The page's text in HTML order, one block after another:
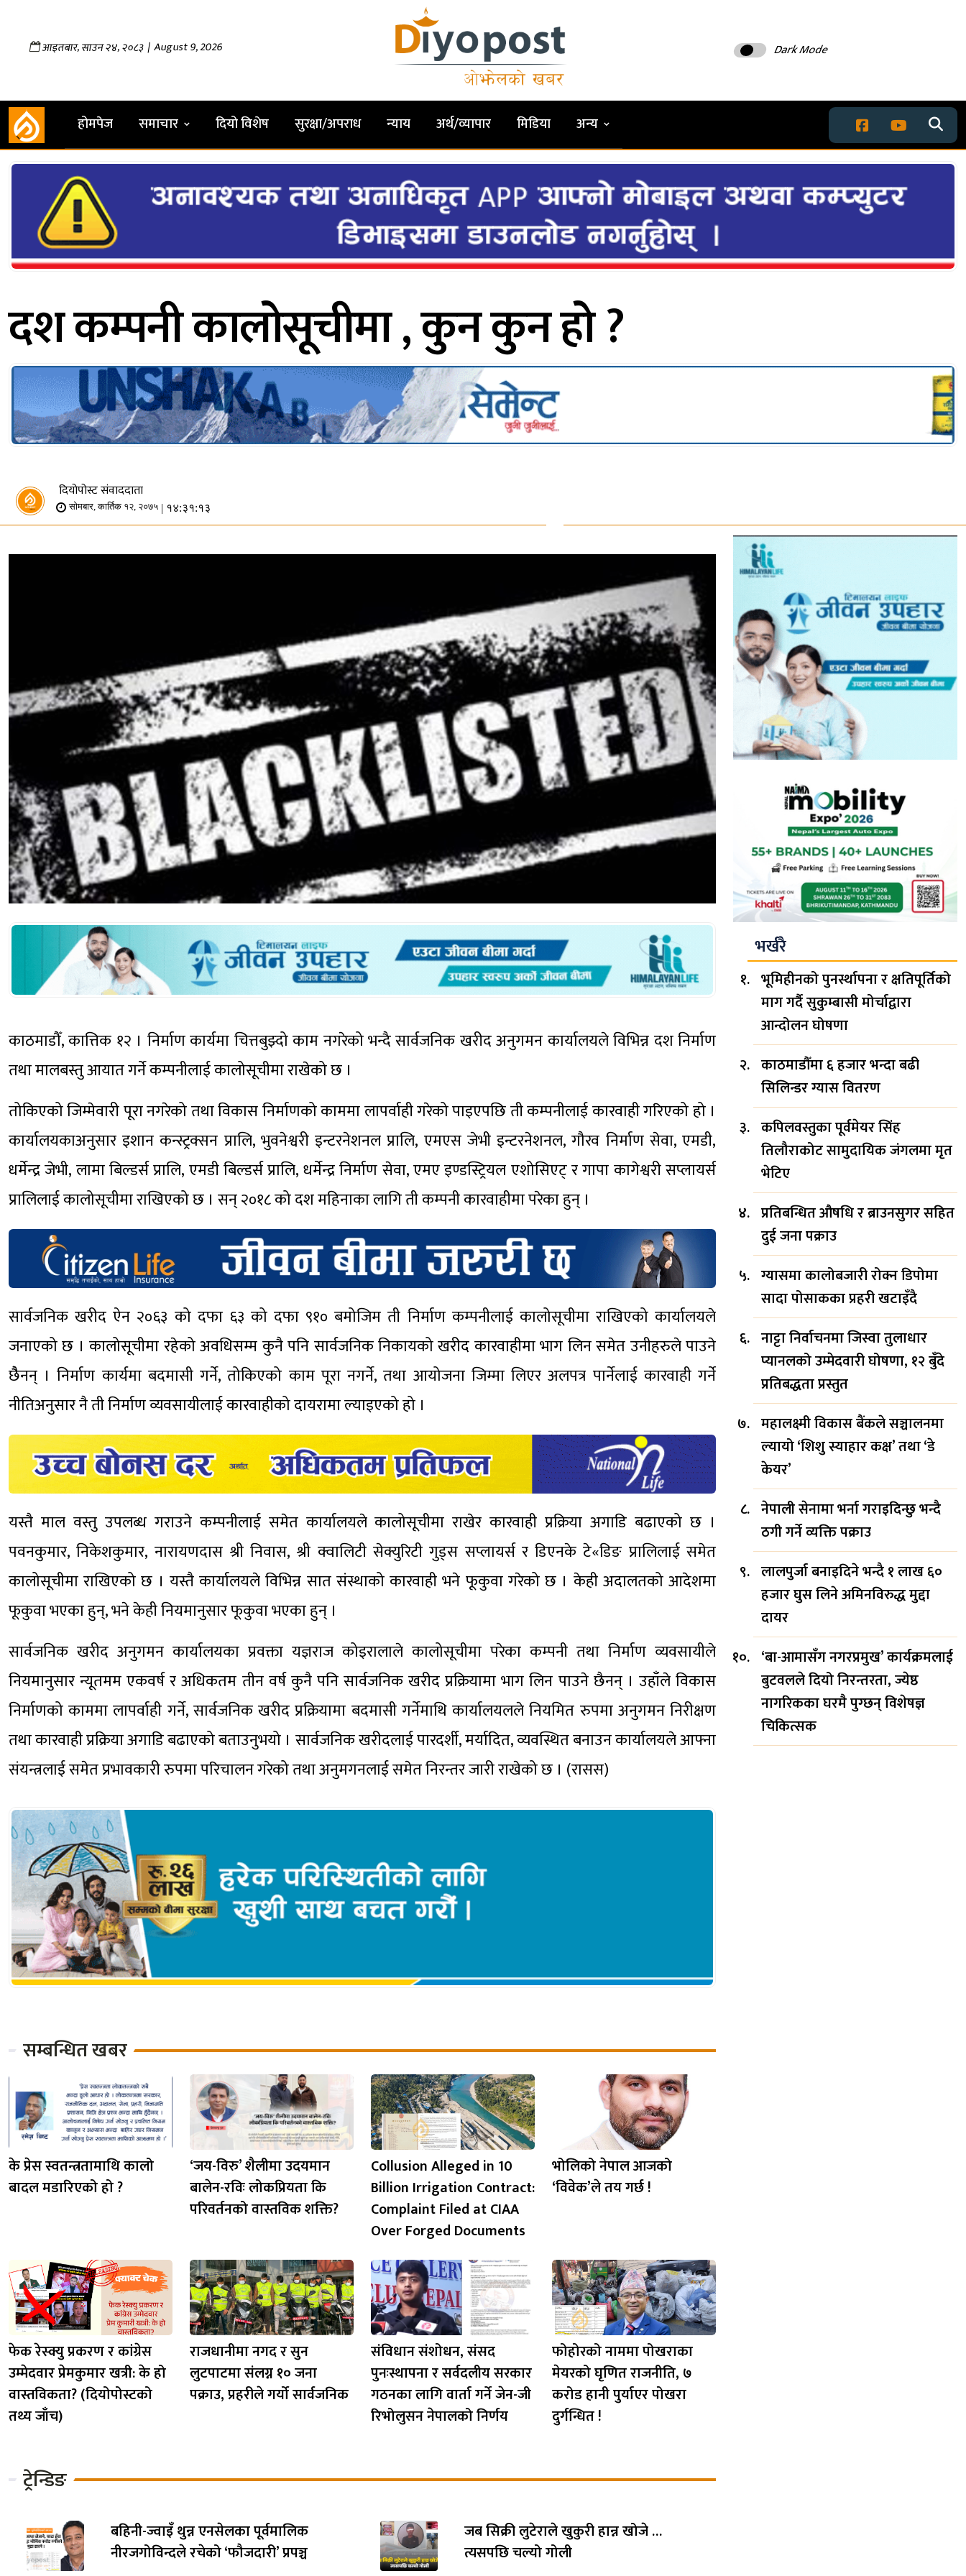
आइतबार,साउन२४,२०८३| August 9, 2026 Dark Mode
होमपेज समाचार दियो विशेष सुरक्षा/अपराध न्याय अर्थ/व्यापार मिडिया अन्य
दश कम्पनी कालोसूचीमा , कुन कुन हो ?
दियोपोस्ट संवाददाता
सोमबार, कार्तिक १२, २०७५ | १४:३१:१३
काठमाडौँ, कात्तिक १२ । निर्माण कार्यमा चित्तबुझ्दो काम नगरेको भन्दै सार्वजनिक खरीद अनुगमन कार्यालयले विभिन्न दश निर्माण
तथा मालबस्तु आयात गर्ने कम्पनीलाई कालोसूचीमा राखेको छ ।
तोकिएको जिम्मेवारी पूरा नगरेको तथा विकास निर्माणको काममा लापर्वाही गरेको पाइएपछि ती कम्पनीलाई कारवाही गरिएको हो ।
कार्यालयकाअनुसार इशान कन्स्ट्रक्सन प्रालि, भुवनेश्वरी इन्टरनेशनल प्रालि, एमएस जेभी इन्टरनेशनल, गौरव निर्माण सेवा, एमडी,
धर्मेन्द्र जेभी, लामा बिल्डर्स प्रालि, एमडी बिल्डर्स प्रालि, धर्मेन्द्र निर्माण सेवा, एमए इण्डस्ट्रियल एशोसिएट् र गापा कागेश्वरी सप्लायर्स
प्रालिलाई कालोसूचीमा राखिएको छ । सन् २०१८ को दश महिनाका लागि ती कम्पनी कारवाहीमा परेका हुन् ।
सार्वजनिक खरीद ऐन २०६३ को दफा ६३ को दफा ९१० बमोजिम ती निर्माण कम्पनीलाई कालोसूचीमा राखिएको कार्यालयले
जनाएको छ । कालोसूचीमा रहेको अवधिसम्म कुनै पनि सार्वजनिक निकायको खरीद कारवाहीमा भाग लिन समेत उनीहरुले पाउने
छैैनन् । निर्माण कार्यमा बदमासी गर्ने, तोकिएको काम पूरा नगर्ने, तथा आयोजना जिम्मा लिएर अलपत्र पार्नेलाई कारवाही गर्ने
नीतिअनुसार नै ती निर्माण व्यवसायीलाई कारवाहीको दायरामा ल्याइएको हो ।
यस्तै माल वस्तु उपलब्ध गराउने कम्पनीलाई समेत कार्यालयले कालोसूचीमा राखेर कारवाही प्रक्रिया अगाडि बढाएको छ ।
पवनकुमार, निकेशकुमार, नारायणदास श्री निवास, श्री क्वालिटी सेक्युरिटी गुड्स सप्लायर्स र डिएनके टे«डिङ प्रालिलाई समेत
कालोसूचीमा राखिएको छ । यस्तै कार्यालयले विभिन्न सात संस्थाको कारवाही भने फूकुवा गरेको छ । केही अदालतको आदेशमा
फूकुवा भएका हुन्, भने केही नियमानुसार फूकुवा भएका हुन् ।
सार्वजनिक खरीद अनुगमन कार्यालयका प्रवक्ता यज्ञराज कोइरालाले कालोसूचीमा परेका कम्पनी तथा निर्माण व्यवसायीले
नियमानुसार न्यूतमम एकवर्ष र अधिकतम तीन वर्ष कुनै पनि सार्वजनिक खरीद प्रक्रियामा भाग लिन पाउने छैनन् । उहाँले विकास
निर्माणको काममा लापर्वाही गर्ने, सार्वजनिक खरीद प्रक्रियामा बदमासी गर्नेमाथि कार्यालयलले नियमित रुपमा अनुगमन निरीक्षण
तथा कारवाही प्रक्रिया अगाडि बढाएको बताउनुभयो । सार्वजनिक खरीदलाई पारदर्शी, मर्यादित, व्यवस्थित बनाउन कार्यालयले आफ्ना
संयन्त्रलाई समेत प्रभावकारी रुपमा परिचालन गरेको तथा अनुमगनलाई समेत निरन्तर जारी राखेको छ । (रासस)
सम्बन्धित खबर
के प्रेस स्वतन्त्रतामाथि कालो
बादल मडारिएको हो ?
‘जय-विरु’ शैलीमा उदयमान
बालेन-रविः लोकप्रियता कि
परिवर्तनको वास्तविक शक्ति?
Collusion Alleged in 10
Billion Irrigation Contract:
Complaint Filed at CIAA
Over Forged Documents
भोलिको नेपाल आजको
‘विवेक’ले तय गर्छ !
फेक रेस्क्यु प्रकरण र कांग्रेस
उम्मेदवार प्रेमकुमार खत्री: के हो
वास्तविकता? (दियोपोस्टको
तथ्य जाँच)
राजधानीमा नगद र सुन
लुटपाटमा संलग्न १० जना
पक्राउ, प्रहरीले गर्यो सार्वजनिक
संविधान संशोधन, संसद
पुनःस्थापना र सर्वदलीय सरकार
गठनका लागि वार्ता गर्ने जेन-जी
रिभोलुसन नेपालको निर्णय
फोहोरको नाममा पोखराका
मेयरको घृणित राजनीति, ७
करोड हानी पुर्याएर पोखरा
दुर्गन्धित !
ट्रेन्डिङ
बहिनी-ज्वाइँ थुन्न एनसेलका पूर्वमालिक
नीरजगोविन्दले रचेको ‘फौजदारी’ प्रपञ्च
जब सिक्री लुटेराले खुकुरी हान्न खोजे …
त्यसपछि चल्यो गोली
भर्खरै
भूमिहीनको पुनर्स्थापना र क्षतिपूर्तिको
माग गर्दै सुकुम्बासी मोर्चाद्वारा
आन्दोलन घोषणा
काठमाडौँमा ६ हजार भन्दा बढी
सिलिन्डर ग्यास वितरण
कपिलवस्तुका पूर्वमेयर सिंह
तिलौराकोट सामुदायिक जंगलमा मृत
भेटिए
प्रतिबन्धित औषधि र ब्राउनसुगर सहित
दुई जना पक्राउ
ग्यासमा कालोबजारी रोक्न डिपोमा
सादा पोसाकका प्रहरी खटाइँदै
नाट्टा निर्वाचनमा जिस्वा तुलाधार
प्यानलको उम्मेदवारी घोषणा, १२ बुँदे
प्रतिबद्धता प्रस्तुत
महालक्ष्मी विकास बैंकले सञ्चालनमा
ल्यायो ‘शिशु स्याहार कक्ष’ तथा ‘डे
केयर’
नेपाली सेनामा भर्ना गराइदिन्छु भन्दै
ठगी गर्ने व्यक्ति पक्राउ
लालपुर्जा बनाइदिने भन्दै १ लाख ६०
हजार घुस लिने अमिनविरुद्ध मुद्दा
दायर
‘बा-आमासँग नगरप्रमुख’ कार्यक्रमलाई
बुटवलले दियो निरन्तरता, ज्येष्ठ
नागरिकका घरमै पुग्छन् विशेषज्ञ
चिकित्सक